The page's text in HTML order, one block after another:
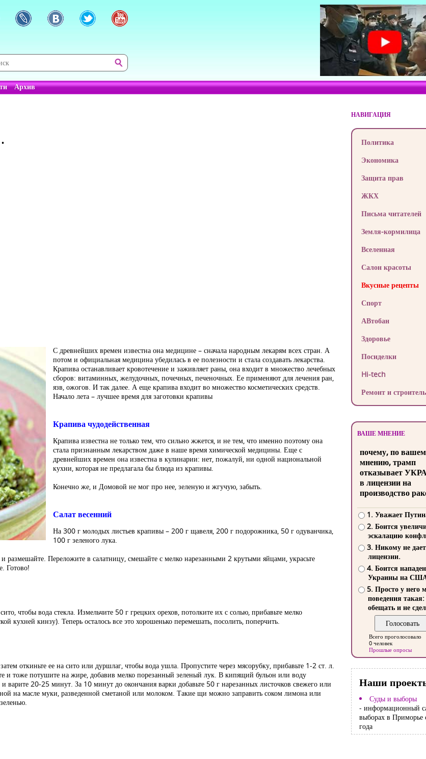
Архив
С древнейших времен известна она медицине – сначала народным лекарям всех стран. А
потом и официальная медицина убедилась в ее полезности и стала создавать лекарства.
Крапива останавливает кровотечение и заживляет раны, она входит в множество лечебных
сборов: витаминных, желудочных, почечных, печеночных. Ее применяют для лечения ран,
язв, ожогов. И так далее. А еще крапива входит во множество косметических средств.
Начало лета – лучшее время для заготовки крапивы
Крапива чудодейственная
Крапива известна не только тем, что сильно жжется, и не тем, что именно поэтому она
стала признанным лекарством даже в наше время химической медицины. Еще с
древнейших времен она известна в кулинарии: нет, пожалуй, ни одной национальной
кухни, которая не предлагала бы блюда из крапивы.
Конечно же, и Домовой не мог про нее, зеленую и жгучую, забыть.
Салат весенний
На 300 г молодых листьев крапивы – 200 г щавеля, 200 г подорожника, 50 г одуванчика,
100 г зеленого лука.
Переложите в салатницу, смешайте с мелко нарезанными 2 крутыми яйцами, украсьте
Готово!
чтобы вода стекла. Измельчите 50 г грецких орехов, потолките их с солью, прибавьте мелко
кухней кинзу). Теперь осталось все это хорошенько перемешать, посолить, поперчить.
откиньте ее на сито или дуршлаг, чтобы вода ушла. Пропустите через мясорубку, прибавьте 1-2 ст. л.
тоже потушите на жире, добавив мелко порезанный зеленый лук. В кипящий бульон или воду
20-25 минут. За 10 минут до окончания варки добавьте 50 г нарезанных листочков свежего или
на масле муки, разведенной сметаной или молоком. Такие щи можно заправить соком лимона или
НАВИГАЦИЯ
Политика
Экономика
Защита прав
ЖКХ
Письма читателей
Земля-кормилица
Вселенная
Салон красоты
Вкусные рецепты
Спорт
АВтобан
Здоровье
Посиделки
Hi-tech
Ремонт и
ВАШЕ МНЕНИЕ
почему, по
мнению, трамп
отказывает
в лицензии на
производство
1. Уважает
2. Боится
эскалацию
3. Никому не
лицензии.
4. Боится
Украины на
5. Просто у него
поведения такая:
обещать и не
Всего проголосовало
0 человек
Прошлые опросы
Наши
Суды и выборы
- информационный
выборах в Приморье
года